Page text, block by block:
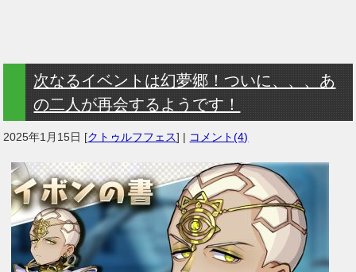
次なるイベントは幻夢郷！ついに、、、あ
の二人が再会するようです！
2025年1月15日 [クトゥルフフェス] | コメント(4)